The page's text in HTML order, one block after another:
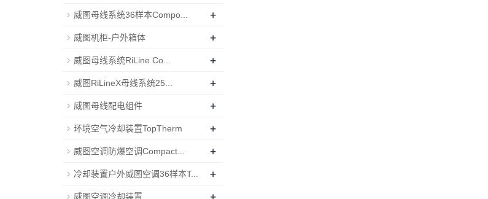
威图母线系统36样本Compo... +
威图机柜-户外箱体 +
威图母线系统RiLine Co... +
威图RiLineX母线系统25... +
威图母线配电组件 +
环境空气冷却装置TopTherm +
威图空调防爆空调Compact... +
冷却装置户外威图空调36样本T... +
威图空调冷却装置